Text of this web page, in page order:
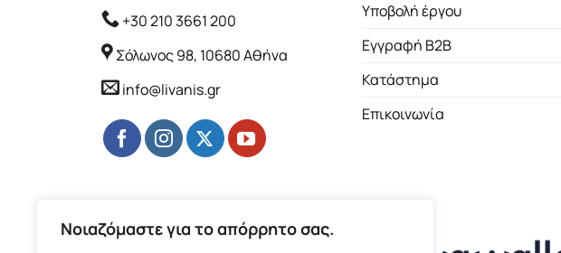
Νοιαζόμαστε για το απόρρητο σας.
+30 210 3661 200
Σόλωνος 98, 10680 Αθήνα
info@livanis.gr
Υποβολή έργου
Εγγραφή B2B
Κατάστημα
Επικοινωνία